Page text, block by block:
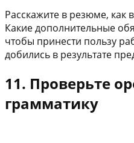
Расскажите в резюме, как
Какие дополнительные
чтобы принести пользу
добились в результате
11. Проверьте
грамматику